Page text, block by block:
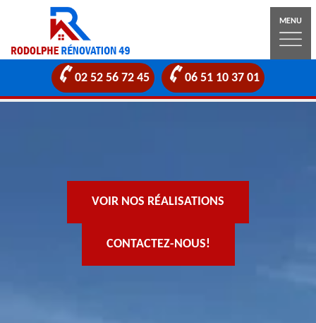
MENU
02 52 56 72 45 06 51 10 37 01
VOIR NOS RÉALISATIONS
CONTACTEZ-NOUS!